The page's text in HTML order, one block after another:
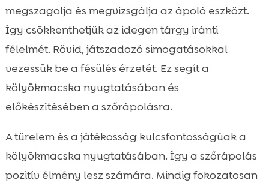
megszagolja és megvizsgálja az ápoló eszközt.
Így csökkenthetjük az idegen tárgy iránti
félelmét. Rövid, játszadozó simogatásokkal
vezessük be a fésülés érzetét. Ez segít a
kölyökmacska nyugtatásában és
előkészítésében a szőrápolásra.
A türelem és a játékosság kulcsfontosságúak a
kölyökmacska nyugtatásában. Így a szőrápolás
pozitív élmény lesz számára. Mindig fokozatosan